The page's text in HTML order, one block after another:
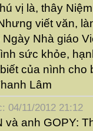
vị là, thây
viết văn,
Nhà giáo
sức khỏe,
của nình cho
Lâm
04/11/2012 21:12
và anh GOPY: